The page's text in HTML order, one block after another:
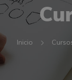
Inicio